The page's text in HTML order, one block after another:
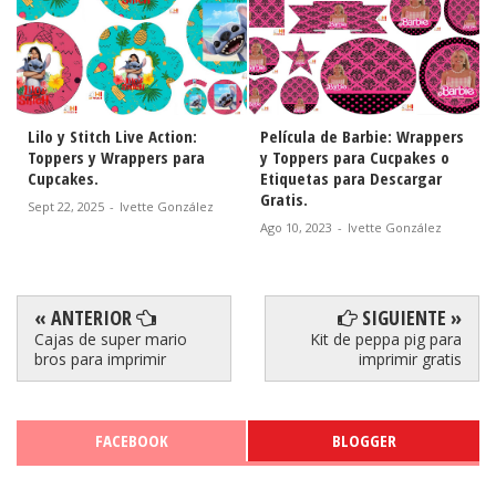
Película de Barbie: Wrappers
y Toppers para Cucpakes o
Etiquetas para Descargar
Gratis.
Fiesta de Minnie en Rosa y
Lunares: Toppers y Wrappers
para Cupcakes para Imprimir
Gratis.
Mar 30, 2023 - Ivette González
« ANTERIOR
Cajas de super mario
bros para imprimir
SIGUIENTE »
Kit de peppa pig para
imprimir gratis
FACEBOOK BLOGGER